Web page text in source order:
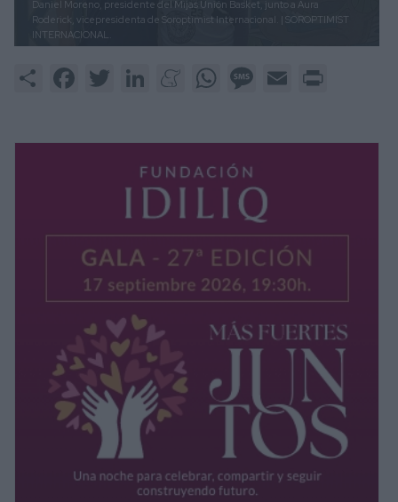
Daniel Moreno, presidente del Mijas Unión Basket, junto a Aura
Roderick, vicepresidenta de Soroptimist Internacional. | SOROPTIMIST
INTERNACIONAL.
Share FacebookTwitter LinkedInMeneameWhatsAppMessage
Email